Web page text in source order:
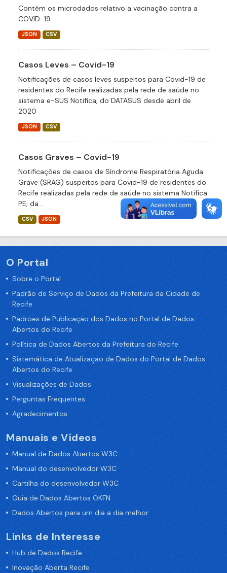
Contém os microdados relativo a vacinação contra a
COVID-19
JSON CSV
Casos Leves – Covid-19
Notificações de casos leves suspeitos para Covid-19 de
residentes do Recife realizadas pela rede de saúde no
sistema e-SUS Notifica, do DATASUS desde abril de
2020
JSON CSV
Casos Graves – Covid-19
Notificações de casos de Síndrome Respiratória Aguda
Grave (SRAG) suspeitos para Covid-19 de residentes do
Recife realizadas pela rede de saúde no sistema Notifica
PE, da...
CSV JSON
O Portal
Sobre o Portal
Padrão de Serviço de Dados da Prefeitura da Cidade de
Recife
Padrões de Publicação dos Dados no Portal de Dados
Abertos do Recife
Política de Dados Abertos da Prefeitura do Recife
Sistemática de Atualização de Dados do Portal de Dados
Abertos do Recife
Visualizações de Dados
Perguntas Frequentes
Agradecimentos
Manuais e Vídeos
Manual de Dados Abertos W3C
Manual do desenvolvedor W3C
Cartilha do desenvolvedor W3C
Guia de Dados Abertos OKFN
Dados Abertos para um dia a dia melhor
Links de Interesse
Hub de Dados Recife
Inovação Aberta Recife